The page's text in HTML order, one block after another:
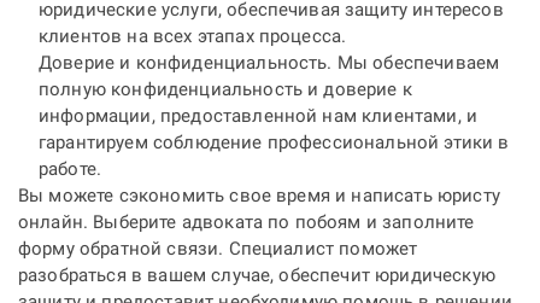
юридические услуги, обеспечивая защиту интересов
клиентов на всех этапах процесса.
Доверие и конфиденциальность. Мы обеспечиваем
полную конфиденциальность и доверие к
информации, предоставленной нам клиентами, и
гарантируем соблюдение профессиональной этики в
работе.
Вы можете сэкономить свое время и написать юристу
онлайн. Выберите адвоката по побоям и заполните
форму обратной связи. Специалист поможет
разобраться в вашем случае, обеспечит юридическую